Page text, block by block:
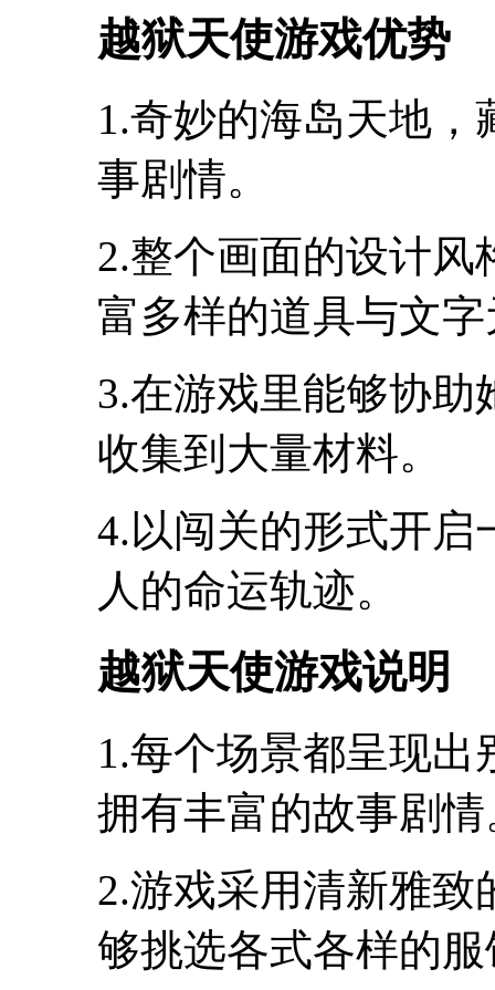
越狱天使游戏优势
1.奇妙的海岛天地
事剧情。
2.整个画面的设计
富多样的道具与文
3.在游戏里能够协
收集到大量材料。
4.以闯关的形式开启
人的命运轨迹。
越狱天使游戏说明
1.每个场景都呈现
拥有丰富的故事剧情
2.游戏采用清新雅
够挑选各式各样的